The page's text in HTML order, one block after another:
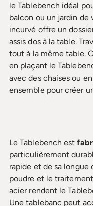
le Tablebench idéal
balcon ou un jardin de
incurvé offre un
assis dos à la table.
tout à la même table.
en plaçant le
avec des chaises ou
ensemble pour créer
Le Tablebench est
particulièrement
rapide et de sa longue
poudre et le
acier rendent le
Une tablebanc peut